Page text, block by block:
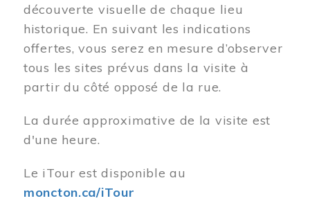
découverte visuelle de chaque lieu
historique. En suivant les indications
offertes, vous serez en mesure d’observer
tous les sites prévus dans la visite à
partir du côté opposé de la rue.
La durée approximative de la visite est
d'une heure.
Le iTour est disponible au
moncton.ca/iTour